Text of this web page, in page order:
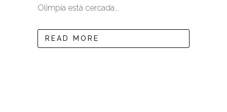
Olimpia está cercada...
READ MORE